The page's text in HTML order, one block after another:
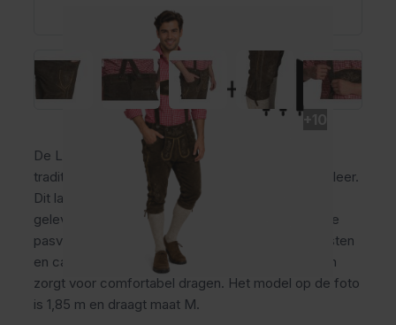
De Lederhose Gerlos lang donkerbruin is een
traditionele lederhosen voor heren van 100% rundleer.
Dit lange model biedt extra dekking en wordt
geleverd met verstelbare bretels voor een stevige
pasvorm. Ideaal voor het Oktoberfest, themafeesten
en carnaval. Het leer vormt zich naar je lichaam en
zorgt voor comfortabel dragen. Het model op de foto
is 1,85 m en draagt maat M.